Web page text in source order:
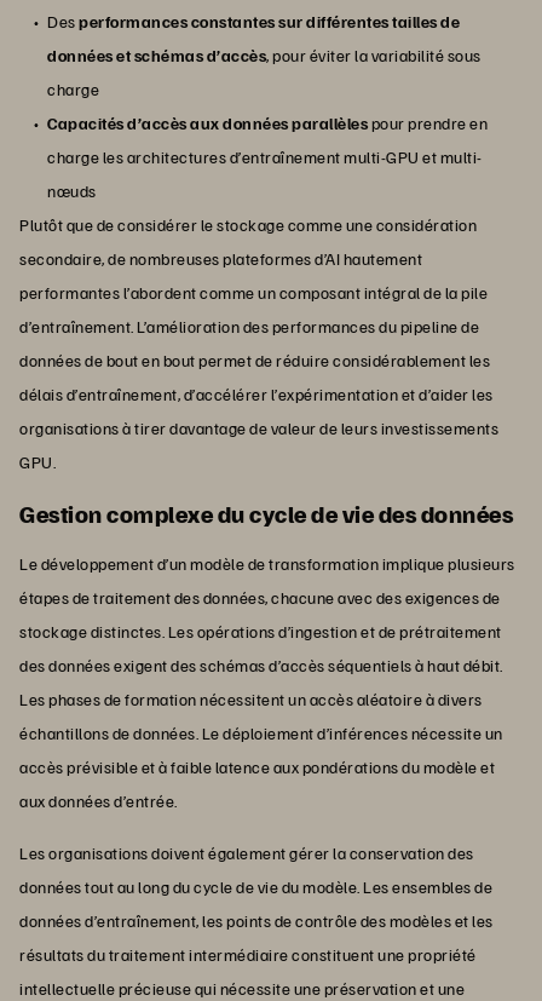
Desperformances constantes sur différentes tailles de
données et schémas d’accès, pour éviter la variabilité sous
charge
Capacités d’accès aux données parallèlespour prendre en
charge les architectures d’entraînement multi-GPU et multi-
nœuds
Plutôt que de considérer le stockage comme une considération
secondaire, de nombreuses plateformes d’AI hautement
performantes l’abordent comme un composant intégral de la pile
d’entraînement. L’amélioration des performances du pipeline de
données de bout en bout permet de réduire considérablement les
délais d’entraînement, d’accélérer l’expérimentation et d’aider les
organisations à tirer davantage de valeur de leurs investissements
GPU.
Gestion complexe du cycle de vie des données
Le développement d’un modèle de transformation implique plusieurs
étapes de traitement des données, chacune avec des exigences de
stockage distinctes. Les opérations d’ingestion et de prétraitement
des données exigent des schémas d’accès séquentiels à haut débit.
Les phases de formation nécessitent un accès aléatoire à divers
échantillons de données. Le déploiement d’inférences nécessite un
accès prévisible et à faible latence aux pondérations du modèle et
aux données d’entrée.
Les organisations doivent également gérer la conservation des
données tout au long du cycle de vie du modèle. Les ensembles de
données d’entraînement, les points de contrôle des modèles et les
résultats du traitement intermédiaire constituent une propriété
intellectuelle précieuse qui nécessite une préservation et une